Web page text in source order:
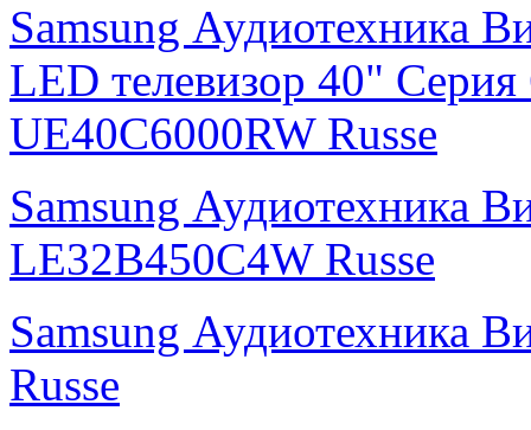
Samsung Аудиотехника
LED телевизор 40"
UE40C6000RW Russe
Samsung Аудиотехника
LE32B450C4W Russe
Samsung Аудиотехника
Russe